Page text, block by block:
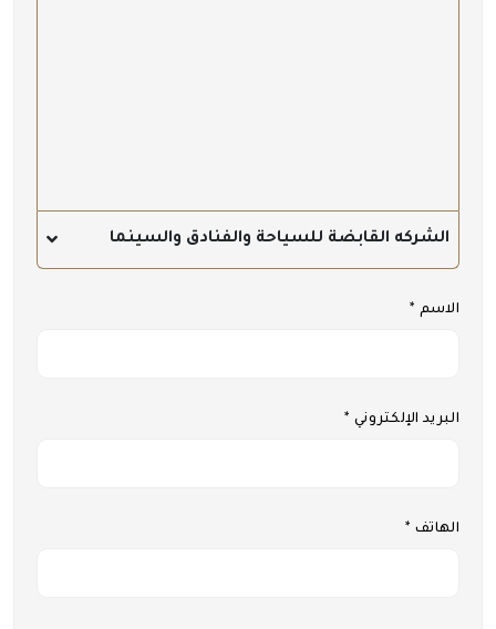
الشركه القابضة للسياحة والفنادق والسينما
الاسم *
البريد الإلكتروني *
الهاتف *